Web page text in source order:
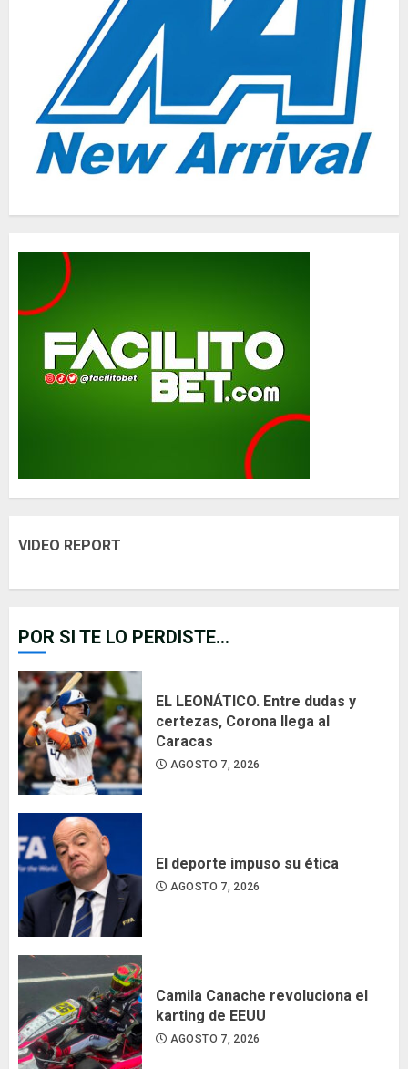
VIDEO REPORT
POR SI TE LO PERDISTE...
EL LEONÁTICO. Entre dudas y
certezas, Corona llega al
Caracas
AGOSTO 7, 2026
El deporte impuso su ética
AGOSTO 7, 2026
Camila Canache revoluciona el
karting de EEUU
AGOSTO 7, 2026